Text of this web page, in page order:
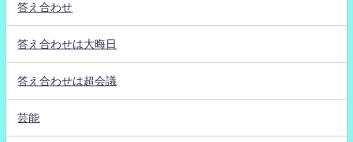
答え合わせ
答え合わせは大晦日
答え合わせは超会議
芸能